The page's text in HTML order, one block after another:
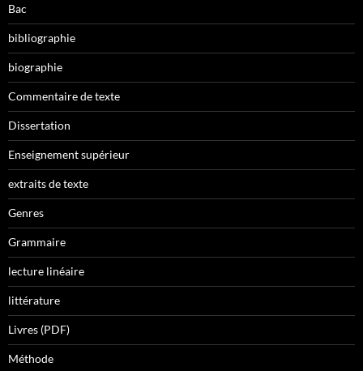
Bac
bibliographie
biographie
Commentaire de texte
Dissertation
Enseignement supérieur
extraits de texte
Genres
Grammaire
lecture linéaire
littérature
Livres (PDF)
Méthode